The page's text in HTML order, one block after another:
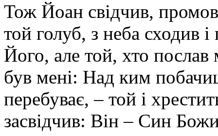
Тож Йоан свідчив,
той голуб, з неба сходив
Його, але той, хто
був мені: Над ким
перебуває, – той і
засвідчив: Він – Син